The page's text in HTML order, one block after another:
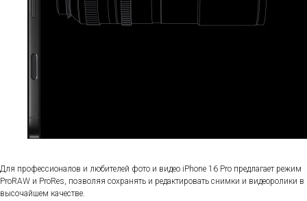
Для профессионалов и любителей фото и видео iPhone 16 Pro предлагает режим
ProRAW и ProRes, позволяя сохранять и редактировать снимки и видеоролики в
высочайшем качестве.